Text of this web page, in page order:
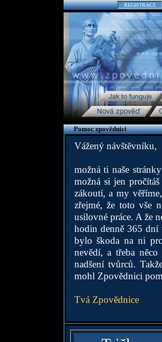
REGISTRACE
Pomoc zpovědnici
Vážený návštěvníku,
možná ti naše
možná si jen
zákoutí, a my
zřejmé, že toto vše
usilovné práce. A že
hodin denně 365 dní
bylo škoda na ni
nevědí, a třeba
nadšení tvůrců.
mohl Zpovědnici
Tvá Zpovědnice